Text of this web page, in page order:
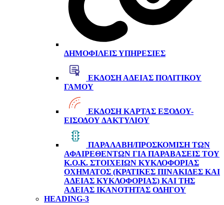
ΔΗΜΟΦΙΛΕΊΣ ΥΠΗΡΕΣΊΕΣ
ΈΚΔΟΣΗ ΆΔΕΙΑΣ ΠΟΛΙΤΙΚΟΎ
ΓΆΜΟΥ
ΈΚΔΟΣΗ ΚΆΡΤΑΣ ΕΞΌΔΟΥ-
ΕΙΣΌΔΟΥ ΔΑΚΤΥΛΊΟΥ
ΠΑΡΑΛΑΒΉ/ΠΡΟΣΚΌΜΙΣΗ ΤΩΝ
ΑΦΑΙΡΕΘΈΝΤΩΝ ΓΙΑ ΠΑΡΑΒΆΣΕΙΣ ΤΟΥ
Κ.Ο.Κ. ΣΤΟΙΧΕΊΩΝ ΚΥΚΛΟΦΟΡΊΑΣ
ΟΧΉΜΑΤΟΣ (ΚΡΑΤΙΚΈΣ ΠΙΝΑΚΊΔΕΣ ΚΑΙ
ΆΔΕΙΑΣ ΚΥΚΛΟΦΟΡΊΑΣ) ΚΑΙ ΤΗΣ
ΆΔΕΙΑΣ ΙΚΑΝΌΤΗΤΑΣ ΟΔΗΓΟΎ
HEADING-3